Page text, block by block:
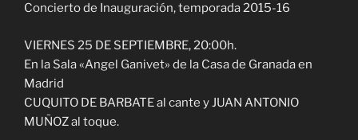
Concierto de Inauguración, temporada 2015-16
VIERNES 25 DE SEPTIEMBRE, 20:00h.
En la Sala «Angel Ganivet» de la Casa de Granada en
Madrid
CUQUITO DE BARBATE al cante y JUAN ANTONIO
MUÑOZ al toque.